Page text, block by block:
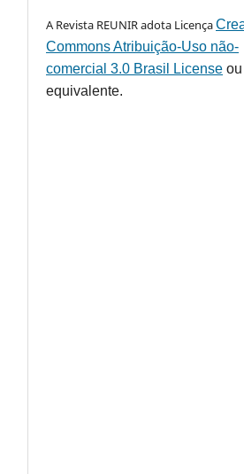
A Revista REUNIR adota Licença
Commons Atribuição-Uso não-
comercial 3.0 Brasil License
equivalente.